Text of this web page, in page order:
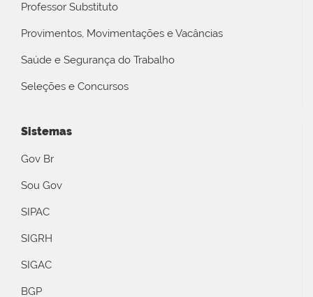
Professor Substituto
Provimentos, Movimentações e Vacâncias
Saúde e Segurança do Trabalho
Seleções e Concursos
Sistemas
Gov Br
Sou Gov
SIPAC
SIGRH
SIGAC
BGP